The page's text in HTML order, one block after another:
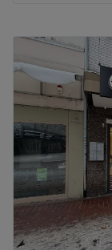
Dienstag
Mittwoch
Donnerstag
Freitag
Samstag
Sonntag
Fehlt deinem
Styling? Kein
Das einzige,